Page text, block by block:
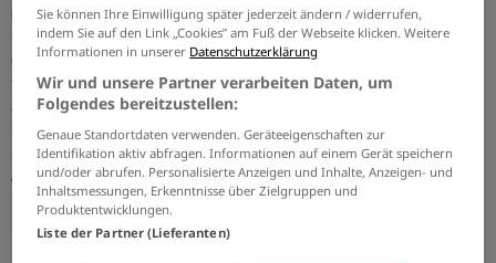
denArztbesuch in Ihre Freizeitzu legen. Unter Umständen ist es
notwendig, sich bei mehreren Ärzten nach einem Termin zu
erkundigen. Doch leider ist es oft sehr schwer, einen Arzttermin zu
finden. Insbesondere Fachärzte sind meist Monate im Voraus
ausgebucht und die Vorlaufzeit ist dementsprechend lange. Man
kann sich also glücklich schätzen, überhaupt einen Termin zu
bekommen, auch während der Arbeitszeit. Der Arzttermin darf vom
Arbeitgeber in diesem Fall angenommen werden, denn es wäre
unzumutbar, weitere Wochen oder Monate auf einen neuen Termin
beim Arzt zu warten.
Sie können Ihre Einwilligung später jederzeit ändern / widerrufen,
indem Sie auf den Link „Cookies” am Fuß der Webseite klicken. Weitere
Informationen in unserer Datenschutzerklärung
Wir und unsere Partner verarbeiten Daten, um
Folgendes bereitzustellen:
Genaue Standortdaten verwenden. Geräteeigenschaften zur
Identifikation aktiv abfragen. Informationen auf einem Gerät speichern
und/oder abrufen. Personalisierte Anzeigen und Inhalte, Anzeigen- und
Inhaltsmessungen, Erkenntnisse über Zielgruppen und
Produktentwicklungen.
Liste der Partner (Lieferanten)